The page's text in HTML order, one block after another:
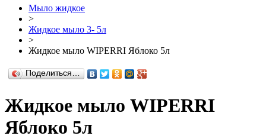
Мыло жидкое
>
Жидкое мыло 3- 5л
>
Жидкое мыло WIPERRI Яблоко 5л
Поделиться…
Жидкое мыло WIPERRI
Яблоко 5л